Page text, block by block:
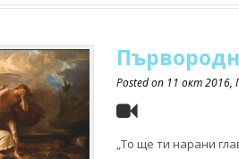
Posted on 11 окт 2016,
„То ще ти нарани